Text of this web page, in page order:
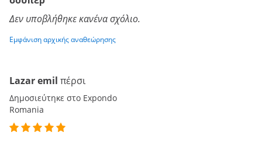
Δεν υποβλήθηκε κανένα σχόλιο.
Εμφάνιση αρχικής αναθεώρησης
Lazar emil πέρσι
Δημοσιεύτηκε στο Expondo
Romania